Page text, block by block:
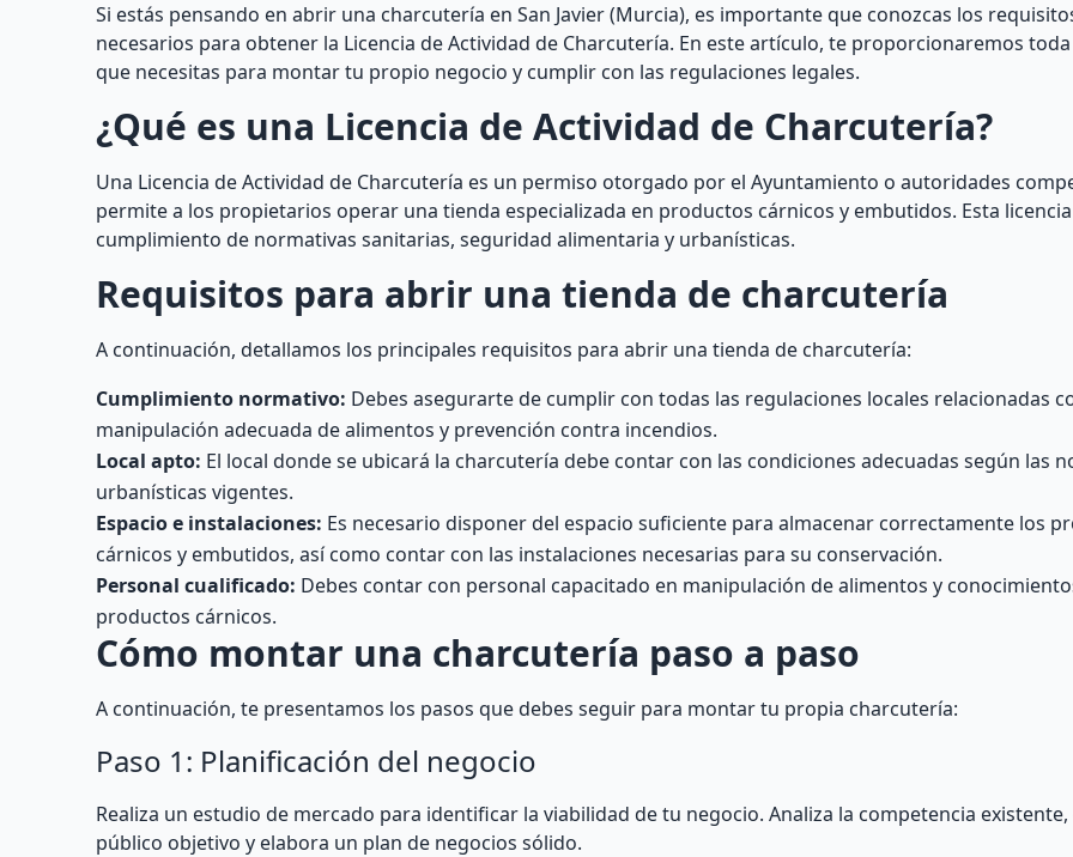
Si estás pensando en abrir una charcutería en San Javier (Murcia), es importante que conozcas los
necesarios para obtener la Licencia de Actividad de Charcutería. En este artículo, te proporcionaremos
que necesitas para montar tu propio negocio y cumplir con las regulaciones legales.
¿Qué es una Licencia de Actividad de Charcutería?
Una Licencia de Actividad de Charcutería es un permiso otorgado por el Ayuntamiento o autoridades
permite a los propietarios operar una tienda especializada en productos cárnicos y embutidos. Esta
cumplimiento de normativas sanitarias, seguridad alimentaria y urbanísticas.
Requisitos para abrir una tienda de charcutería
A continuación, detallamos los principales requisitos para abrir una tienda de charcutería:
Cumplimiento normativo: Debes asegurarte de cumplir con todas las regulaciones locales relacionadas
manipulación adecuada de alimentos y prevención contra incendios.
Local apto: El local donde se ubicará la charcutería debe contar con las condiciones adecuadas según las
urbanísticas vigentes.
Espacio e instalaciones: Es necesario disponer del espacio suficiente para almacenar correctamente los
cárnicos y embutidos, así como contar con las instalaciones necesarias para su conservación.
Personal cualificado: Debes contar con personal capacitado en manipulación de alimentos y
productos cárnicos.
Cómo montar una charcutería paso a paso
A continuación, te presentamos los pasos que debes seguir para montar tu propia charcutería:
Paso 1: Planificación del negocio
Realiza un estudio de mercado para identificar la viabilidad de tu negocio. Analiza la competencia
público objetivo y elabora un plan de negocios sólido.